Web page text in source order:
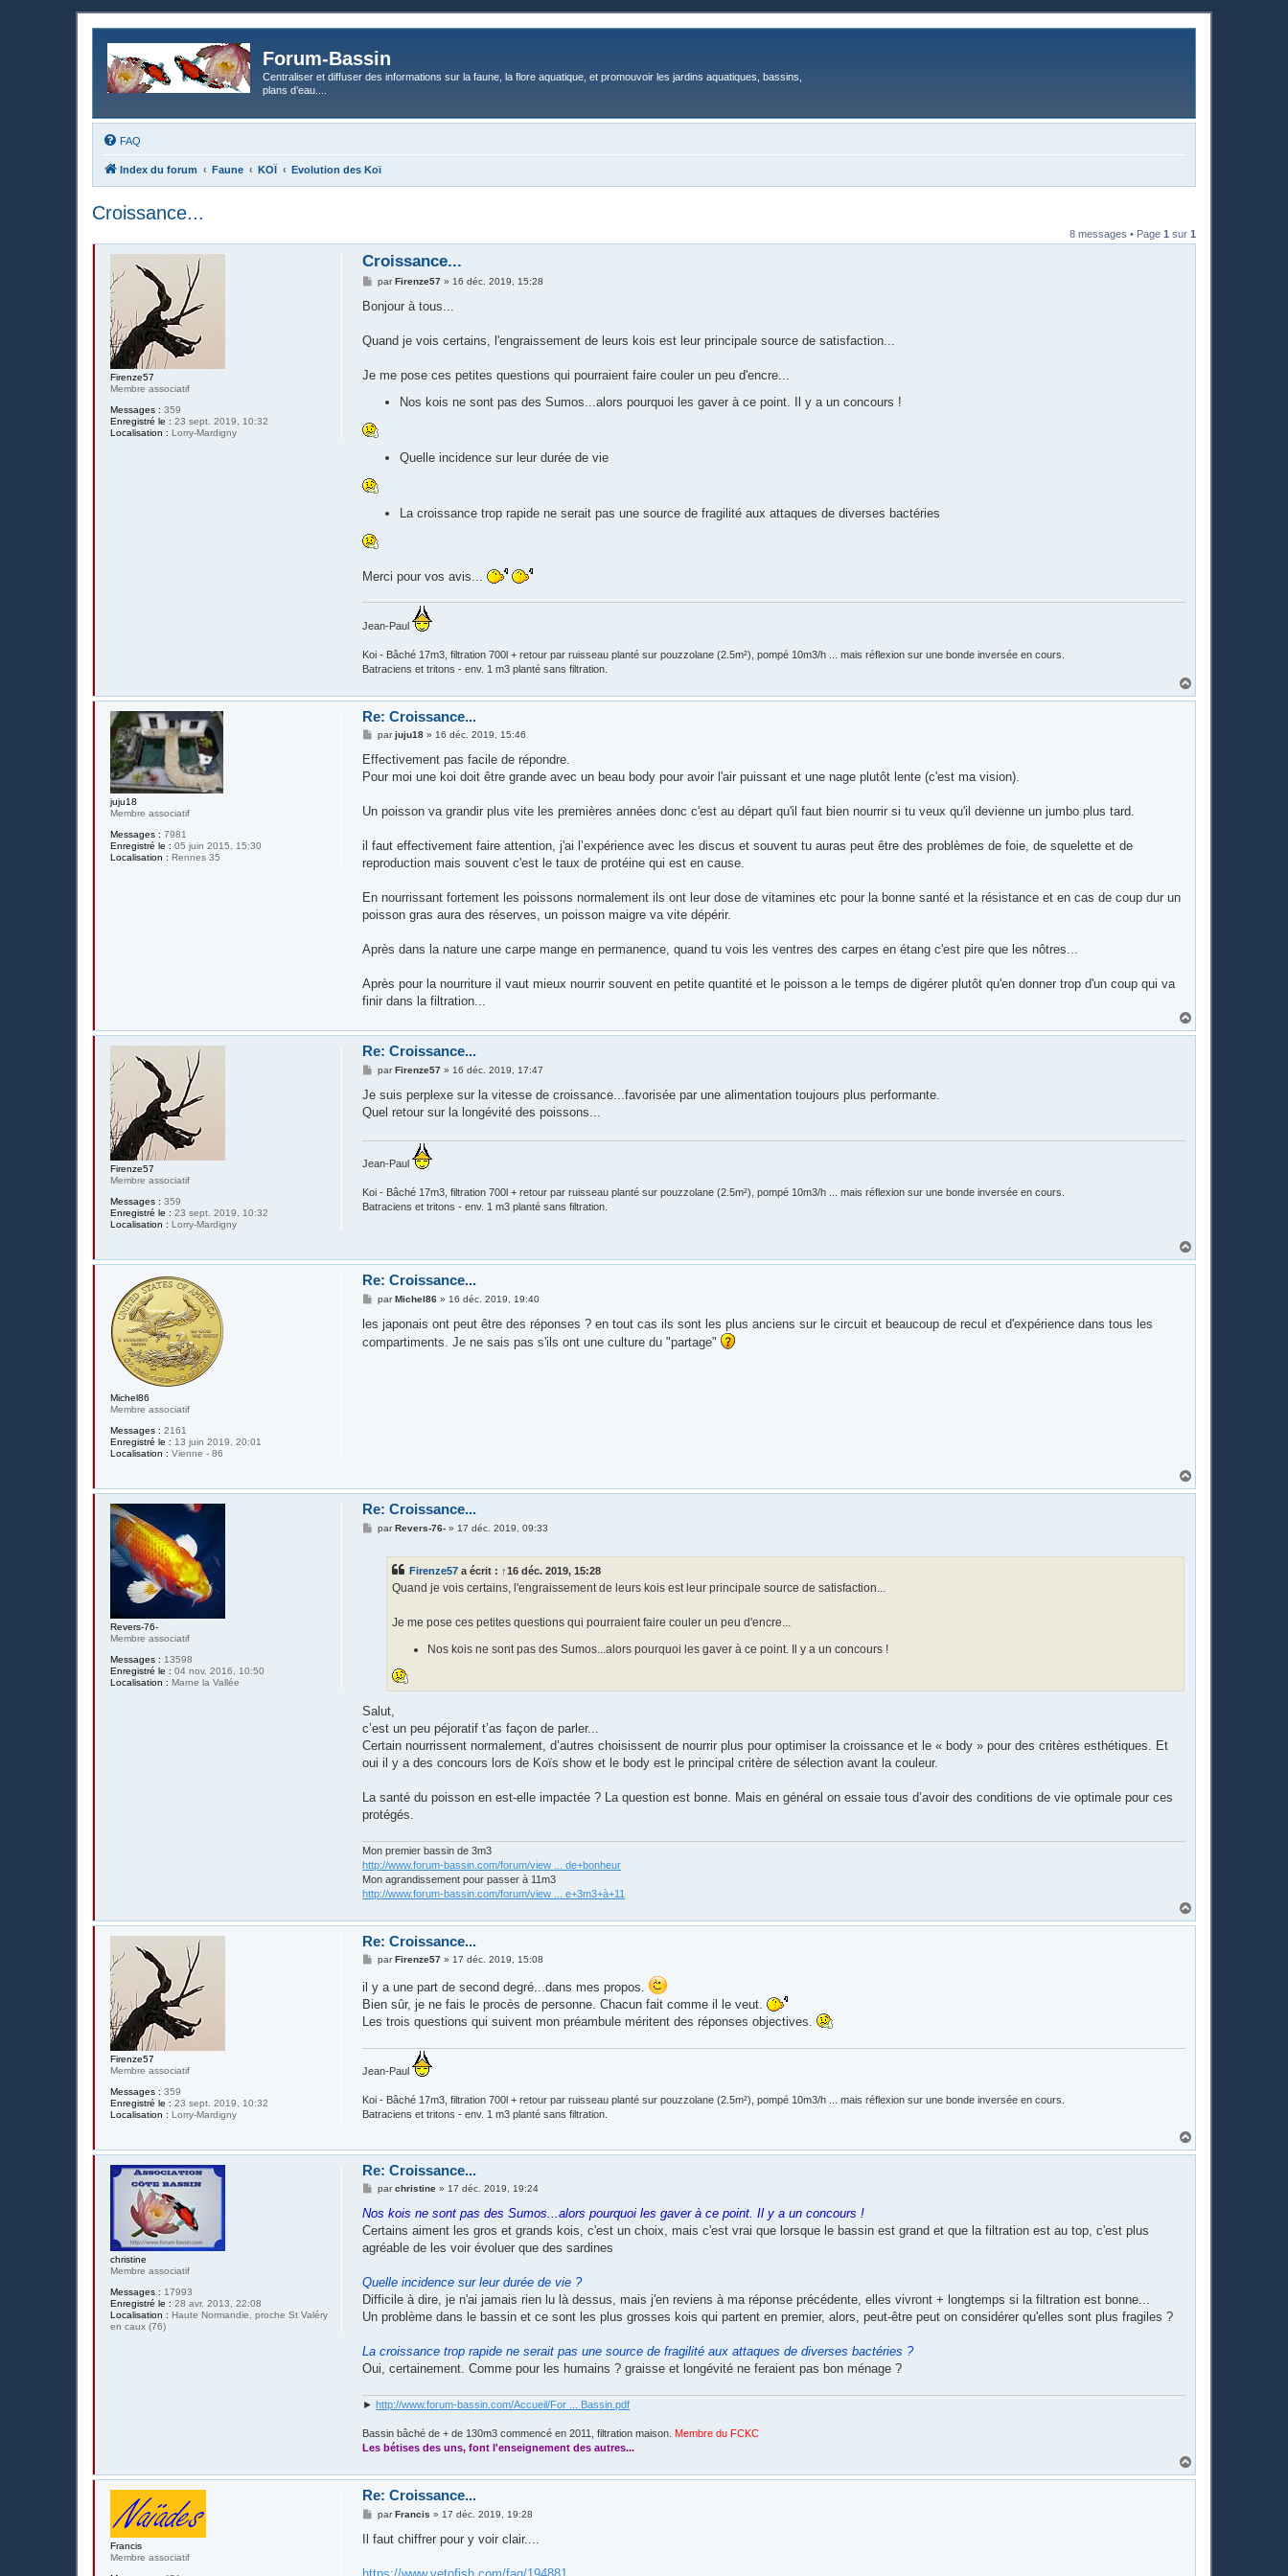
Forum-Bassin
Centraliser et diffuser des informations sur la faune, la flore aquatique, et promouvoir les jardins aquatiques, bassins,
plans d’eau....
FAQ
Index du forum Faune KOÏ Evolution des Koï
Croissance...
8 messages • Page 1 sur 1
Firenze57
Membre associatif
Messages : 359
Enregistré le : 23 sept. 2019, 10:32
Localisation : Lorry-Mardigny
Croissance...
M
s
g
parFirenze57 » 16 déc. 2019, 15:28
Bonjour à tous...
Quand je vois certains, l'engraissement de leurs kois est leur principale source de satisfaction...
Je me pose ces petites questions qui pourraient faire couler un peu d'encre...
Nos kois ne sont pas des Sumos...alors pourquoi les gaver à ce point. Il y a un concours !
Quelle incidence sur leur durée de vie
La croissance trop rapide ne serait pas une source de fragilité aux attaques de diverses bactéries
Merci pour vos avis...
Jean-Paul
Koi - Bâché 17m3, filtration 700l + retour par ruisseau planté sur pouzzolane (2.5m²), pompé 10m3/h ... mais réflexion sur une bonde inversée en cours.
Batraciens et tritons - env. 1 m3 planté sans filtration.
a
juju18
Membre associatif
Messages : 7981
Enregistré le : 05 juin 2015, 15:30
Localisation : Rennes 35
Re: Croissance...
M
s
a
parjuju18 » 16 déc. 2019, 15:46
Effectivement pas facile de répondre.
Pour moi une koi doit être grande avec un beau body pour avoir l'air puissant et une nage plutôt lente (c'est ma vision).
Un poisson va grandir plus vite les premières années donc c'est au départ qu'il faut bien nourrir si tu veux qu'il devienne un jumbo plus tard.
il faut effectivement faire attention, j'ai l’expérience avec les discus et souvent tu auras peut être des problèmes de foie, de squelette et de
reproduction mais souvent c'est le taux de protéine qui est en cause.
En nourrissant fortement les poissons normalement ils ont leur dose de vitamines etc pour la bonne santé et la résistance et en cas de coup dur un
poisson gras aura des réserves, un poisson maigre va vite dépérir.
Après dans la nature une carpe mange en permanence, quand tu vois les ventres des carpes en étang c'est pire que les nôtres...
Après pour la nourriture il vaut mieux nourrir souvent en petite quantité et le poisson a le temps de digérer plutôt qu'en donner trop d'un coup qui va
finir dans la filtration...
a
Firenze57
Membre associatif
Messages : 359
Enregistré le : 23 sept. 2019, 10:32
Localisation : Lorry-Mardigny
Re: Croissance...
M
s
a
parFirenze57 » 16 déc. 2019, 17:47
Je suis perplexe sur la vitesse de croissance...favorisée par une alimentation toujours plus performante.
Quel retour sur la longévité des poissons...
Jean-Paul
Koi - Bâché 17m3, filtration 700l + retour par ruisseau planté sur pouzzolane (2.5m²), pompé 10m3/h ... mais réflexion sur une bonde inversée en cours.
Batraciens et tritons - env. 1 m3 planté sans filtration.
a
Michel86
Membre associatif
Messages : 2161
Enregistré le : 13 juin 2019, 20:01
Localisation : Vienne - 86
Re: Croissance...
M
s
a
parMichel86 » 16 déc. 2019, 19:40
les japonais ont peut être des réponses ? en tout cas ils sont les plus anciens sur le circuit et beaucoup de recul et d'expérience dans tous les
compartiments. Je ne sais pas s'ils ont une culture du "partage"
a
Revers-76-
Membre associatif
Messages : 13598
Enregistré le : 04 nov. 2016, 10:50
Localisation : Marne la Vallée
Re: Croissance...
MparRevers-76- » 17 déc. 2019, 09:33
Firenze57 a écrit : ↑16 déc. 2019, 15:28
Quand je vois certains, l'engraissement de leurs kois est leur principale source de satisfaction...
Je me pose ces petites questions qui pourraient faire couler un peu d'encre...
Nos kois ne sont pas des Sumos...alors pourquoi les gaver à ce point. Il y a un concours !
Salut,
c’est un peu péjoratif t’as façon de parler...
Certain nourrissent normalement, d’autres choisissent de nourrir plus pour optimiser la croissance et le « body » pour des critères esthétiques. Et
oui il y a des concours lors de Koïs show et le body est le principal critère de sélection avant la couleur.
La santé du poisson en est-elle impactée ? La question est bonne. Mais en général on essaie tous d’avoir des conditions de vie optimale pour ces
protégés.
Mon premier bassin de 3m3
http://www.forum-bassin.com/forum/view ... de+bonheur
Mon agrandissement pour passer à 11m3
http://www.forum-bassin.com/forum/view ... e+3m3+à+11
a
Firenze57
Membre associatif
Messages : 359
Enregistré le : 23 sept. 2019, 10:32
Localisation : Lorry-Mardigny
Re: Croissance...
M
s
a
e
par Firenze57 »17 déc. 2019, 15:08
il y a une part de second degré...dans mes propos.
Bien sûr, je ne fais le procès de personne. Chacun fait comme il le veut.
Les trois questions qui suivent mon préambule méritent des réponses objectives.
Jean-Paul
Koi - Bâché 17m3, filtration 700l + retour par ruisseau planté sur pouzzolane (2.5m²), pompé 10m3/h ... mais réflexion sur une bonde inversée en cours.
Batraciens et tritons - env. 1 m3 planté sans filtration.
a
christine
Membre associatif
Messages : 17993
Enregistré le : 28 avr. 2013, 22:08
Localisation : Haute Normandie, proche St Valéry
en caux (76)
Re: Croissance...
M
s
a
g
e
parchristine »17 déc. 2019, 19:24
Nos kois ne sont pas des Sumos...alors pourquoi les gaver à ce point. Il y a un concours !
Certains aiment les gros et grands kois, c'est un choix, mais c'est vrai que lorsque le bassin est grand et que la filtration est au top, c'est plus
agréable de les voir évoluer que des sardines
Quelle incidence sur leur durée de vie ?
Difficile à dire, je n'ai jamais rien lu là dessus, mais j'en reviens à ma réponse précédente, elles vivront + longtemps si la filtration est bonne...
Un problème dans le bassin et ce sont les plus grosses kois qui partent en premier, alors, peut-être peut on considérer qu'elles sont plus fragiles ?
La croissance trop rapide ne serait pas une source de fragilité aux attaques de diverses bactéries ?
Oui, certainement. Comme pour les humains ? graisse et longévité ne feraient pas bon ménage ?
►http://www.forum-bassin.com/Accueil/For ... Bassin.pdf
Bassin bâché de + de 130m3 commencé en 2011, filtration maison. Membre du FCKC
Les bétises des uns, font l'enseignement des autres...
a
Francis
Membre associatif
Re: Croissance...
M
s
g
parFrancis » 17 déc. 2019, 19:28
Il faut chiffrer pour y voir clair....